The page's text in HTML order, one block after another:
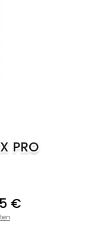
PRO
€